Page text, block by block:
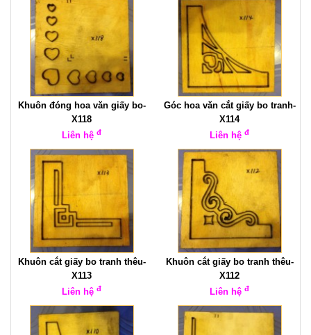
Khuôn đóng hoa văn giấy bo-
X118
Liên hệ đ
Góc hoa văn cắt giấy bo tranh-
X114
Liên hệ đ
Khuôn cắt giấy bo tranh thêu-
X113
Liên hệ đ
Khuôn cắt giấy bo tranh thêu-
X112
Liên hệ đ